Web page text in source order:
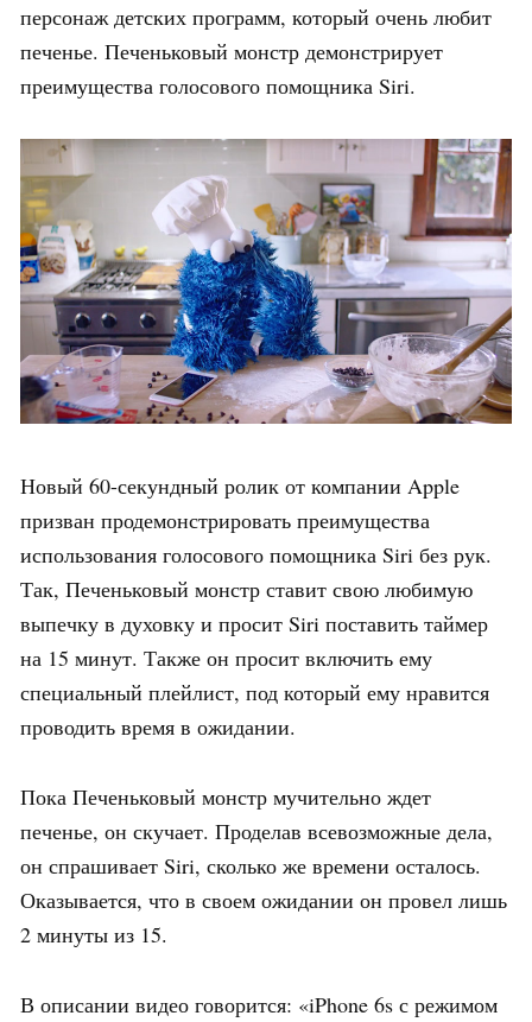
персонаж детских программ, который очень любит
печенье. Печеньковый монстр демонстрирует
преимущества голосового помощника Siri.
Новый 60-секундный ролик от компании Apple
призван продемонстрировать преимущества
использования голосового помощника Siri без рук.
Так, Печеньковый монстр ставит свою любимую
выпечку в духовку и просит Siri поставить таймер
на 15 минут. Также он просит включить ему
специальный плейлист, под который ему нравится
проводить время в ожидании.
Пока Печеньковый монстр мучительно ждет
печенье, он скучает. Проделав всевозможные дела,
он спрашивает Siri, сколько же времени осталось.
Оказывается, что в своем ожидании он провел лишь
2 минуты из 15.
В описании видео говорится: «iPhone 6s с режимом